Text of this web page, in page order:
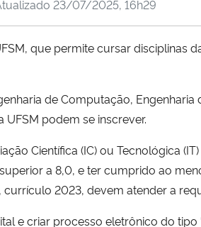
23/07/2025, 16h29
que permite cursar disciplinas
de Computação,
podem se inscrever.
Científica (IC) ou Tecnológica
a 8,0, e ter cumprido ao
2023, devem atender a
e criar processo eletrônico do tipo